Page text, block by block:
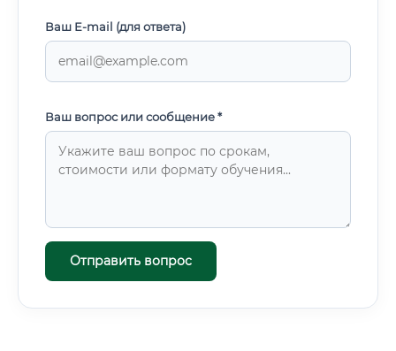
Ваш E-mail (для ответа)
Ваш вопрос или сообщение *
Отправить вопрос